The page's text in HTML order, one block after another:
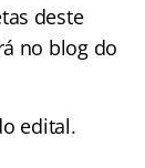
deste
no blog do
edital.